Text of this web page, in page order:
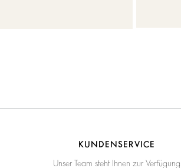
KUNDENSERVICE
Unser Team steht Ihnen zur Verfügung